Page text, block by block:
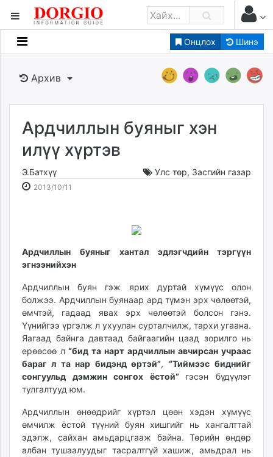
Онцлох Шинэ
Мэдээллийн
Банк санхүү
Бизнес ААН
Төрийн
Нийслэлийн
dorgio.mn
Gogo.mn
Baabar.mn
tovch.mn
ikon.mn
mnb.mn
Livetv.mn
Eguur.mn
24tsag.mn
shuud.mn
eagle.mn
ergelt.mn
today.mn
zuv.mn
mminfo.mn
Архив
Ардчиллын буяныг хэн
илүү хүртэв
Э.Батхүү Улс төр, Засгийн газар
2013/10/11
Ардчиллын буяныг хантал эдлэгчдийн тэргүүн
эгнээнийхэн
Ардчиллын буян гэж ярих дуртай хүмүүс олон
болжээ. Ардчиллын буянаар ард түмэн эрх чөлөөтэй,
өмчтэй, гадаад явах эрх чөлөөтэй болсон гэнэ.
Үүнийгээ үргэлж л ухуулан сурталчилж, тархи угаана.
Яагаад байнга давтаад байгаагийн цаад зорилго нь
ерөөсөө л “бид та нарт ардчиллын авчирсан учраас
бараг л та нар бидэнд өртэй”, “Тиймээс биднийг
сонгуульд дэмжин сонгох ёстой” гэсэн бүдүүлэг
тулгалтууд юм.
Ардчиллын өнөөдрийг хүртэл цөөн хэдэн хүмүүс
өмчилж ёстой түүний буян хишгийг нь хангалттай
эдэлж, сайхан амьдарцгааж байна. Төрийн өндөр
албан тушаалуудыг тасралтгүй хашиж, амьдрал нь